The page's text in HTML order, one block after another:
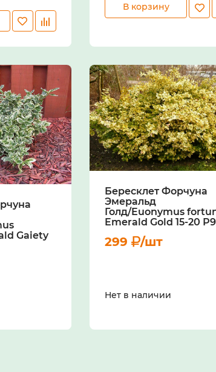
В корзину
Gaiety
Бересклет Форчуна
Эмеральд
Голд/Euonymus
Emerald Gold 15-20 Р9
299 /шт
Нет в наличии